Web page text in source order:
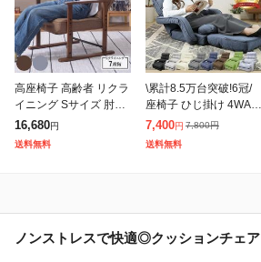
高座椅子 高齢者 リクラ
イニング Sサイズ 肘掛
疲れにくい 腰痛 座面高
29〜38cm ( リクライニ
ングチェア イス 天然木
16,680円
送料無料
\累計8.5万台突破!6冠/
座椅子 ひじ掛け 4WAY
リクライニング オット
マン クッション付き 1
年保証 新生活 おしゃれ
7,400円 7,800円
送料無料
ノンストレスで快適◎クッションチェア